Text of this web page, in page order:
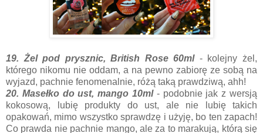
19. Żel pod prysznic, British Rose 60ml - kolejny żel,
którego nikomu nie oddam, a na pewno zabiorę ze sobą na
wyjazd, pachnie fenomenalnie, różą taką prawdziwą, ahh!
20. Masełko do ust, mango 10ml - podobnie jak z wersją
kokosową, lubię produkty do ust, ale nie lubię takich
opakowań, mimo wszystko sprawdzę i użyję, bo ten zapach!
Co prawda nie pachnie mango, ale za to marakują, którą się